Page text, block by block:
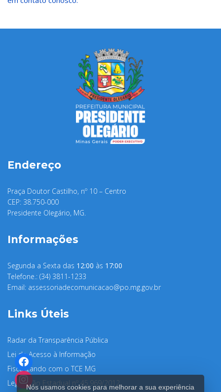
Endereço
Praça Doutor Castilho, nº 10 – Centro
CEP: 38.750-000
Presidente Olegário, MG.
Informações
Segunda a Sexta das 12:00 às 17:00
Telefone.: (34) 3811-1233
Email: assessoriadecomunicacao@po.mg.gov.br
Links Úteis
Radar da Transparência Pública
Lei de Acesso à Informação
Fiscalizando com o TCE MG
Legislação Estadual nº 45.969/2012
Nós usamos cookies para melhorar a sua experiência